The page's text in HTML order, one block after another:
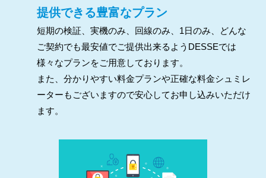
提供できる豊富なプラン
短期の検証、実機のみ、回線のみ、1日のみ、どんな
ご契約でも最安値でご提供出来るようDESSEでは
様々なプランをご用意しております。
また、分かりやすい料金プランや正確な料金シュミレ
ーターもございますので安心してお申し込みいただけ
ます。